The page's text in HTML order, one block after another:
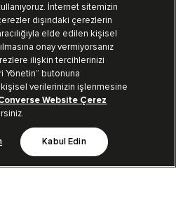
İnternet sitemizin
dışındaki çerezlerin
elde edilen kişisel
onay vermiyorsanız
ilişkin tercihlerinizi
Yönetin” butonuna
verilerinizin işlenmesine
Website Çerez
Kabul Edin